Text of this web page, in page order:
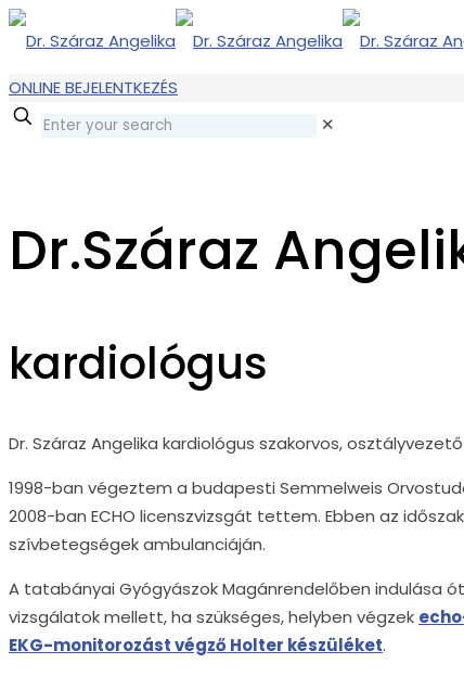
ONLINE BEJELENTKEZÉS
✕
Dr.Száraz
kardiológus
Dr. Száraz Angelika kardiológus szakorvos,
1998-ban végeztem a budapesti Semmelweis
2008-ban ECHO licenszvizsgát tettem. Ebben az
szívbetegségek ambulanciáján.
A tatabányai Gyógyászok Magánrendelőben indulása
vizsgálatok mellett, ha szükséges, helyben végzek
EKG-monitorozást végző Holter készüléket.